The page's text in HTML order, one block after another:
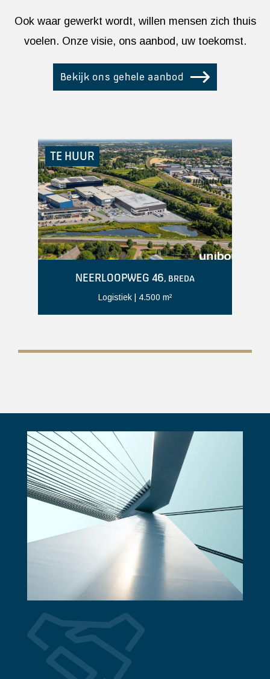
Ook waar gewerkt wordt, willen mensen zich thuis
voelen. Onze visie, ons aanbod, uw toekomst.
Bekijk ons gehele aanbod
TE KOOP
LIESBOSLAAN 291 , BREDA
Kantoorruimte| 2.110 m²